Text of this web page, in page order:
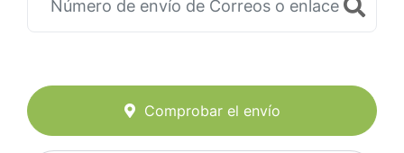
Comprobar el envío